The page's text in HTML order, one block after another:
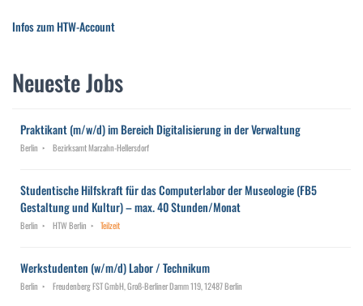
Infos zum HTW-Account
Neueste Jobs
Praktikant (m/w/d) im Bereich Digitalisierung in der Verwaltung
Berlin Bezirksamt Marzahn-Hellersdorf
Studentische Hilfskraft für das Computerlabor der Museologie (FB5
Gestaltung und Kultur) – max. 40 Stunden/Monat
Berlin HTW Berlin Teilzeit
Werkstudenten (w/m/d) Labor / Technikum
Berlin Freudenberg FST GmbH, Groß-Berliner Damm 119, 12487 Berlin